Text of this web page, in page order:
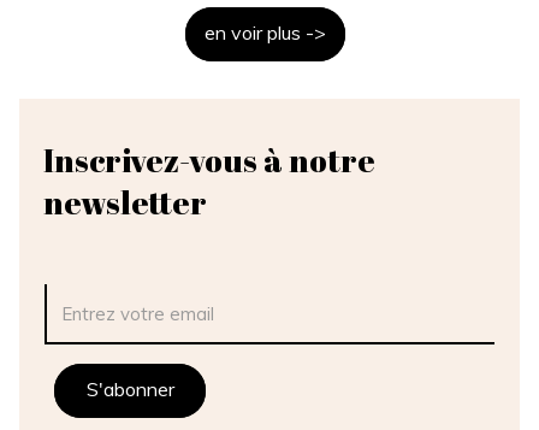
en voir plus ->
Inscrivez-vous à notre
newsletter